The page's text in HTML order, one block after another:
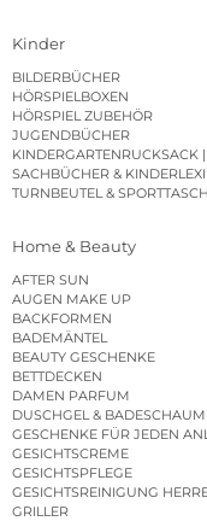
Kinder
BILDERBÜCHER
HÖRSPIELBOXEN
HÖRSPIEL ZUBEHÖR
JUGENDBÜCHER
KINDERGARTENRUCKSACK
SACHBÜCHER &
TURNBEUTEL &
Home & Beauty
AFTER SUN
AUGEN MAKE UP
BACKFORMEN
BADEMÄNTEL
BEAUTY GESCHENKE
BETTDECKEN
DAMEN PARFUM
DUSCHGEL & BADESCHAUM
GESCHENKE FÜR JEDEN
GESICHTSCREME
GESICHTSPFLEGE
GESICHTSREINIGUNG
GRILLER